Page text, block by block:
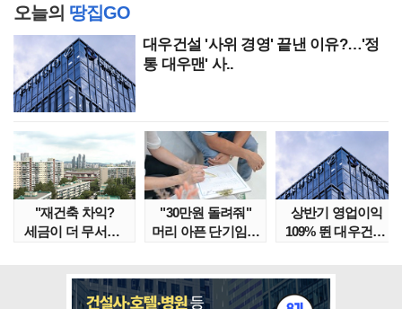
오늘의 땅집GO
대우건설 '사위 경영' 끝낸 이유?…'정
통 대우맨' 사..
"재건축 차익?
세금이 더 무서워"
"30만원 돌려줘"
머리 아픈 단기임대
상반기 영업이익
109% 뛴 대우건설,